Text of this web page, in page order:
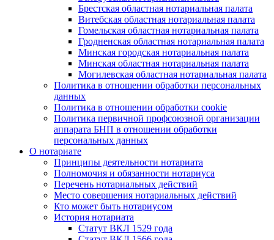
Брестская областная нотариальная палата
Витебская областная нотариальная палата
Гомельская областная нотариальная палата
Гродненская областная нотариальная палата
Минская городская нотариальная палата
Минская областная нотариальная палата
Могилевская областная нотариальная палата
Политика в отношении обработки персональных
данных
Политика в отношении обработки cookie
Политика первичной профсоюзной организации
аппарата БНП в отношении обработки
персональных данных
О нотариате
Принципы деятельности нотариата
Полномочия и обязанности нотариуса
Перечень нотариальных действий
Место совершения нотариальных действий
Кто может быть нотариусом
История нотариата
Статут ВКЛ 1529 года